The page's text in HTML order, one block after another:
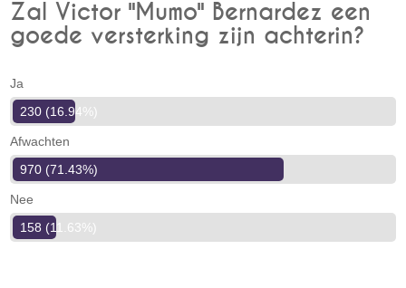
Zal Victor "Mumo" Bernardez een
goede versterking zijn achterin?
Ja
230 (16.94%)
Afwachten
970 (71.43%)
Nee
158 (11.63%)